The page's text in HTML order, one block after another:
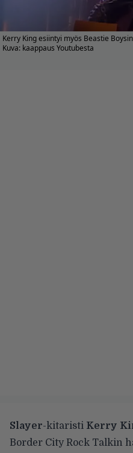
Kerry King esiintyi myös Beastie
Kuva: kaappaus Youtubesta
Slayer-kitaristi Kerry
Border City Rock Talkin